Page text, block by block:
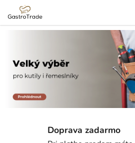
Prejsť
obsah
Doprava zadarmo